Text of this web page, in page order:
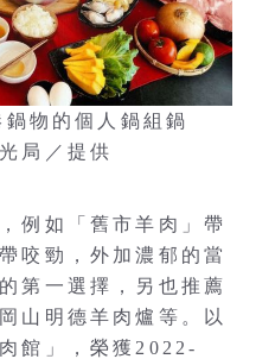
物的個人鍋組鍋
局／提供
例如「舊市羊肉」帶
咬勁，外加濃郁的當
第一選擇，另也推薦
山明德羊肉爐等。以
館」，榮獲2022-